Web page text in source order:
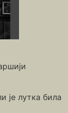
је лутка била